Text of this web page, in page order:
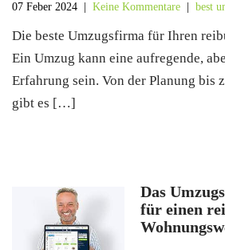
07 Feber 2024 Keine Kommentare best
Die beste Umzugsfirma für Ihren
Ein Umzug kann eine aufregende,
Erfahrung sein. Von der Planung bis
gibt es […]
Das
für einen